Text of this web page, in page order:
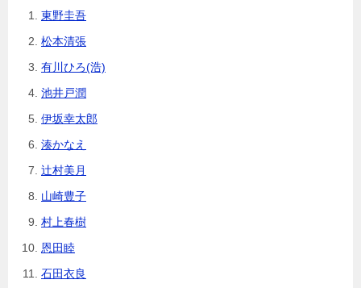
東野圭吾
松本清張
有川ひろ(浩)
池井戸潤
伊坂幸太郎
湊かなえ
辻村美月
山崎豊子
村上春樹
恩田睦
石田衣良